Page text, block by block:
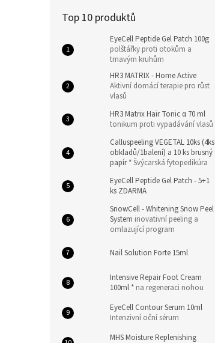
Top 10 produktů
EyeCell Peptide Gel Patch 100g
polštářky proti otokům a
tmavým kruhům
HR3 MATRIX - Home Active
Aktivní domácí terapie pro růst
vlasů
HR3 Matrix Hair Tonic α 70 ml
tonikum proti vypadávání vlasů
Calluspeeling VEGETAL 10ks (4ks
obkladů/1balení) a 10 ks brusný
papír *Švýcarská fytopedikúra
EyeCell Peptide Gel Patch - 5+1
ks ZDARMA
SnowCell - Whitening Snow Peel
System inovativní peeling a
omlazující program
Nail Solution Forte 15ml
Intensive Repair Foot Cream
100ml * na regeneraci nohou
EyeCell Contour Serum 10ml
Intenzivní oční sérum
MHS Moisture Replenishing